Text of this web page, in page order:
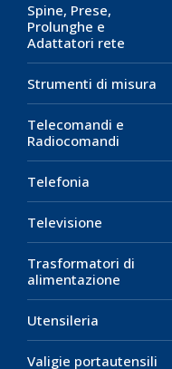
Spine, Prese,
Prolunghe e
Adattatori rete
Strumenti di misura
Telecomandi e
Radiocomandi
Telefonia
Televisione
Trasformatori di
alimentazione
Utensileria
Valigie portautensili